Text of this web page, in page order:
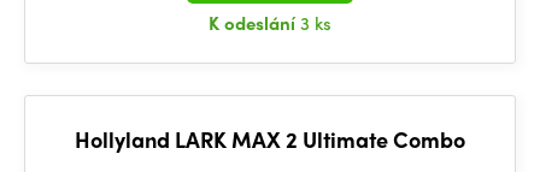
K odeslání3 ks
Hollyland LARK MAX 2 Ultimate Combo